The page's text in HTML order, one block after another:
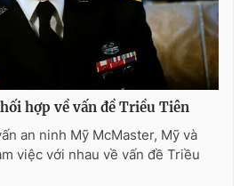
Infographic
Shorts video
hợp về vấn đề Triều Tiên
an ninh Mỹ McMaster, Mỹ và
việc với nhau về vấn đề Triều